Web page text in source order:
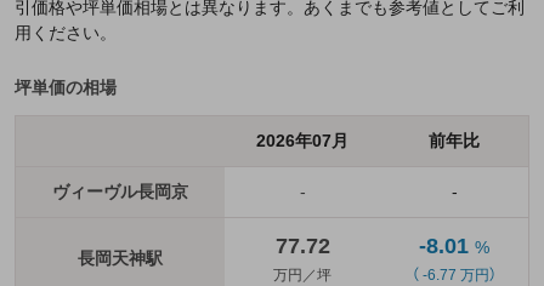
引価格や坪単価相場とは異なります。あくまでも参考値としてご利
用ください。
坪単価の相場
2026年07月 前年比
ヴィーヴル長岡京 - -
長岡天神駅 77.72
万円／坪
-8.01 %
（ -6.77 万円）